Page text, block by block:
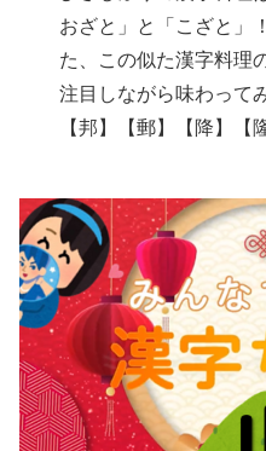
おざと」と「こざと」
た、この似た漢字料理
注目しながら味わって
【邦】【郵】【降】【